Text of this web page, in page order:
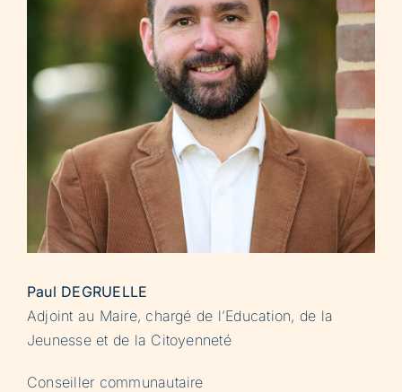
Paul DEGRUELLE
Adjoint au Maire, chargé de l’Education, de la
Jeunesse et de la Citoyenneté
Conseiller communautaire